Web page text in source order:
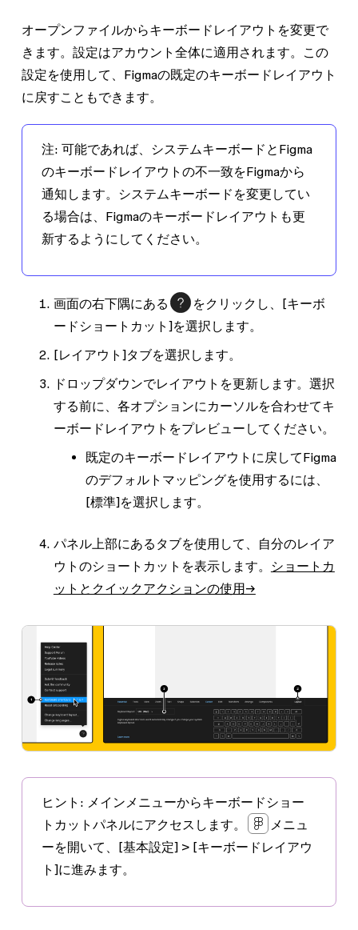
オープンファイルからキーボードレイアウトを変更で
きます。設定はアカウント全体に適用されます。この
設定を使用して、Figmaの既定のキーボードレイアウト
に戻すこともできます。
注: 可能であれば、システムキーボードとFigma
のキーボードレイアウトの不一致をFigmaから
通知します。システムキーボードを変更してい
る場合は、Figmaのキーボードレイアウトも更
新するようにしてください。
画面の右下隅にある をクリックし、 [キーボ
ードショートカット]を選択します。
[レイアウト]タブを選択します。
ドロップダウンでレイアウトを更新します。選択
する前に、各オプションにカーソルを合わせてキ
ーボードレイアウトをプレビューしてください。
既定のキーボードレイアウトに戻してFigma
のデフォルトマッピングを使用するには、
[標準]を選択します。
パネル上部にあるタブを使用して、自分のレイア
ウトのショートカットを表示します。
ショートカ
ットとクイックアクションの使用→
ヒント: メインメニューからキーボードショー
トカットパネルにアクセスします。
メニュ
ーを開いて、 [基本設定] > [キーボードレイアウ
ト]に進みます。